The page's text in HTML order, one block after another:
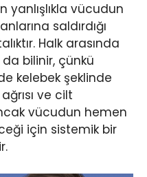
yanlışlıkla vücudun
saldırdığı
Halk arasında
da bilinir, çünkü
kelebek şeklinde
ve cilt
vücudun hemen
için sistemik bir